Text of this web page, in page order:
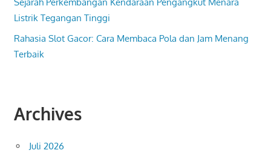
Sejarah Perkembangan Kendaraan Pengangkut Menara
Listrik Tegangan Tinggi
Rahasia Slot Gacor: Cara Membaca Pola dan Jam Menang
Terbaik
Archives
Juli 2026